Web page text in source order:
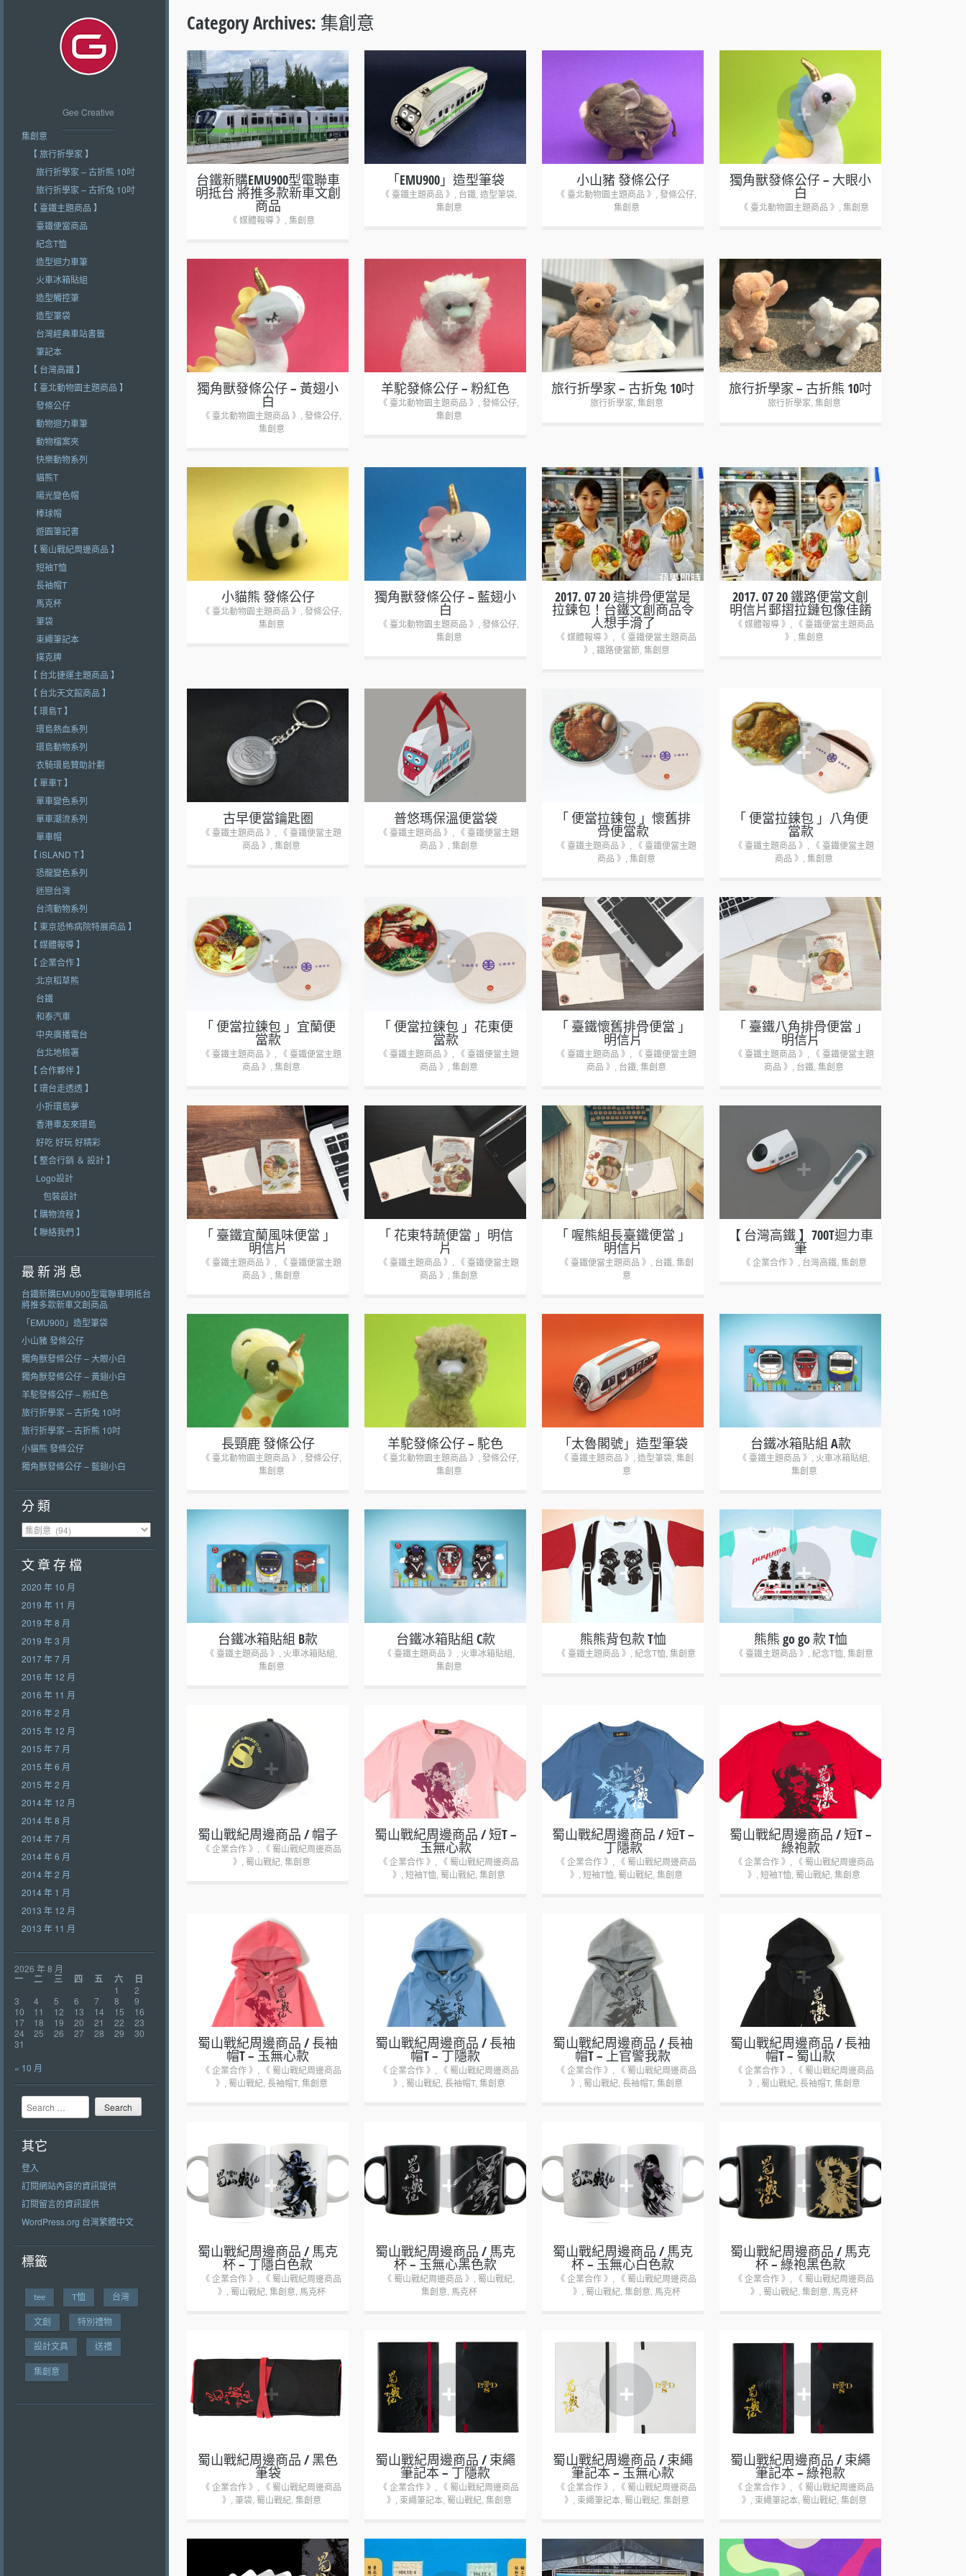
Gee Creative
集創意
【 旅行折學家 】
旅行折學家 – 古折熊 10吋
旅行折學家 – 古折兔 10吋
【 臺鐵主題商品 】
臺鐵便當商品
紀念T恤
造型迴力車筆
火車冰箱貼組
造型觸控筆
造型筆袋
台灣經典車站書籤
筆記本
【 台灣高鐵 】
【 臺北動物園主題商品 】
發條公仔
動物迴力車筆
動物檔案夾
快樂動物系列
貓熊T
陽光變色帽
棒球帽
遊園筆記書
【 蜀山戰紀周邊商品 】
短袖T恤
長袖帽T
馬克杯
筆袋
束繩筆記本
撲克牌
【 台北捷運主題商品 】
【 台北天文館商品 】
【 環島T 】
環島熱血系列
環島動物系列
衣騎環島贊助計劃
【 單車T 】
單車變色系列
單車潮流系列
單車帽
【 iSLAND T 】
恐龍變色系列
迷戀台灣
台湾動物系列
【 東京恐怖病院特展商品 】
【 媒體報導 】
【 企業合作 】
北京稻草熊
台鐵
和泰汽車
中央廣播電台
台北地檢署
【 合作夥伴 】
【 環台走透透 】
小折環島夢
香港車友來環島
好吃 好玩 好精彩
【 整合行銷 ＆ 設計 】
Logo設計
包裝設計
【 購物流程 】
【 聯絡我們 】
最 新 消 息
台鐵新購EMU900型電聯車明抵台
將推多款新車文創商品
「EMU900」造型筆袋
小山豬 發條公仔
獨角獸發條公仔 – 大眼小白
獨角獸發條公仔 – 黃翅小白
羊駝發條公仔 – 粉紅色
旅行折學家 – 古折兔 10吋
旅行折學家 – 古折熊 10吋
小貓熊 發條公仔
獨角獸發條公仔 – 藍翅小白
分 類
分 類
文 章 存 檔
2020 年 10 月
2019 年 11 月
2019 年 8 月
2019 年 3 月
2017 年 7 月
2016 年 12 月
2016 年 11 月
2016 年 2 月
2015 年 12 月
2015 年 7 月
2015 年 6 月
2015 年 2 月
2014 年 12 月
2014 年 8 月
2014 年 7 月
2014 年 6 月
2014 年 2 月
2014 年 1 月
2013 年 12 月
2013 年 11 月
2026 年 8 月
一 二 三 四 五 六 日
1
2
3
4 5 6 7 8
9
10
11 12 13 14 15
16
17
18 19 20 21 22
23
24
25 26 27 28 29
30
31
« 10 月
Search
其它
登入
訂閱網站內容的資訊提供
訂閱留言的資訊提供
WordPress.org 台灣繁體中文
標籤
tee T恤 台灣
文創 特別禮物
設計文具 送禮
集創意
Category Archives: 集創意
+
台鐵新購EMU900型電聯車
明抵台 將推多款新車文創
商品
《 媒體報導 》 集創意
+
「EMU900」造型筆袋
《 臺鐵主題商品 》 台鐵 造型筆袋
集創意
+
小山豬 發條公仔
《 臺北動物園主題商品 》 發條公仔
集創意
+
獨角獸發條公仔 – 大眼小
白
《 臺北動物園主題商品 》 集創意
+
獨角獸發條公仔 – 黃翅小
白
《 臺北動物園主題商品 》 發條公仔
集創意
+
羊駝發條公仔 – 粉紅色
《 臺北動物園主題商品 》 發條公仔
集創意
+
旅行折學家 – 古折兔 10吋
旅行折學家 集創意
+
旅行折學家 – 古折熊 10吋
旅行折學家 集創意
+
小貓熊 發條公仔
《 臺北動物園主題商品 》 發條公仔
集創意
+
獨角獸發條公仔 – 藍翅小
白
《 臺北動物園主題商品 》 發條公仔
集創意
+
2017. 07 20 這排骨便當是
拉鍊包！台鐵文創商品令
人想手滑了
《 媒體報導 》
《 臺鐵便當主題商品
》
鐵路便當節, 集創意
+
2017. 07 20 鐵路便當文創
明信片郵摺拉鏈包像佳餚
《 媒體報導 》
《 臺鐵便當主題商品
》
集創意
+
古早便當鑰匙圈
《 臺鐵主題商品 》
《 臺鐵便當主題
商品 》
集創意
+
普悠瑪保溫便當袋
《 臺鐵主題商品 》
《 臺鐵便當主題
商品 》
集創意
+
「 便當拉鍊包 」懷舊排
骨便當款
《 臺鐵主題商品 》
《 臺鐵便當主題
商品 》
集創意
+
「 便當拉鍊包 」八角便
當款
《 臺鐵主題商品 》
《 臺鐵便當主題
商品 》
集創意
+
「 便當拉鍊包 」宜蘭便
當款
《 臺鐵主題商品 》
《 臺鐵便當主題
商品 》
集創意
+
「 便當拉鍊包 」花東便
當款
《 臺鐵主題商品 》
《 臺鐵便當主題
商品 》
集創意
+
「 臺鐵懷舊排骨便當 」
明信片
《 臺鐵主題商品 》
《 臺鐵便當主題
商品 》
台鐵 集創意
+
「 臺鐵八角排骨便當 」
明信片
《 臺鐵主題商品 》
《 臺鐵便當主題
商品 》
台鐵 集創意
+
「 臺鐵宜蘭風味便當 」
明信片
《 臺鐵主題商品 》
《 臺鐵便當主題
商品 》
集創意
+
「 花東特蔬便當 」明信
片
《 臺鐵主題商品 》
《 臺鐵便當主題
商品 》
集創意
+
「 喔熊組長臺鐵便當 」
明信片
《 臺鐵便當主題商品 》 台鐵, 集創
意
+
【 台灣高鐵 】700T迴力車
筆
《 企業合作 》 台灣高鐵, 集創意
+
長頸鹿 發條公仔
《 臺北動物園主題商品 》 發條公仔
集創意
+
羊駝發條公仔 – 駝色
《 臺北動物園主題商品 》 發條公仔
集創意
+
「太魯閣號」造型筆袋
《 臺鐵主題商品 》 造型筆袋, 集創
意
+
台鐵冰箱貼組 A款
《 臺鐵主題商品 》 火車冰箱貼組
集創意
+
台鐵冰箱貼組 B款
《 臺鐵主題商品 》 火車冰箱貼組
集創意
+
台鐵冰箱貼組 C款
《 臺鐵主題商品 》 火車冰箱貼組
集創意
+
熊熊背包款 T恤
《 臺鐵主題商品 》 紀念T恤 集創意
+
熊熊 go go 款 T恤
《 臺鐵主題商品 》 紀念T恤 集創意
+
蜀山戰紀周邊商品 / 帽子
《 企業合作 》
《 蜀山戰紀周邊商品
》
蜀山戰紀, 集創意
+
蜀山戰紀周邊商品 / 短T –
玉無心款
《 企業合作 》
《 蜀山戰紀周邊商品
》
短袖T恤 蜀山戰紀 集創意
+
蜀山戰紀周邊商品 / 短T –
丁隱款
《 企業合作 》
《 蜀山戰紀周邊商品
》
短袖T恤 蜀山戰紀 集創意
+
蜀山戰紀周邊商品 / 短T –
綠袍款
《 企業合作 》
《 蜀山戰紀周邊商品
》
短袖T恤 蜀山戰紀 集創意
+
蜀山戰紀周邊商品 / 長袖
帽T – 玉無心款
《 企業合作 》
《 蜀山戰紀周邊商品
》
蜀山戰紀, 長袖帽T, 集創意
+
蜀山戰紀周邊商品 / 長袖
帽T – 丁隱款
《 企業合作 》
《 蜀山戰紀周邊商品
》
蜀山戰紀, 長袖帽T, 集創意
+
蜀山戰紀周邊商品 / 長袖
帽T – 上官警我款
《 企業合作 》
《 蜀山戰紀周邊商品
》
蜀山戰紀, 長袖帽T, 集創意
+
蜀山戰紀周邊商品 / 長袖
帽T – 蜀山款
《 企業合作 》
《 蜀山戰紀周邊商品
》
蜀山戰紀, 長袖帽T, 集創意
+
蜀山戰紀周邊商品 / 馬克
杯 – 丁隱白色款
《 企業合作 》
《 蜀山戰紀周邊商品
》
蜀山戰紀, 集創意 馬克杯
+
蜀山戰紀周邊商品 / 馬克
杯 – 玉無心黑色款
《 蜀山戰紀周邊商品 》 蜀山戰紀
集創意 馬克杯
+
蜀山戰紀周邊商品 / 馬克
杯 – 玉無心白色款
《 企業合作 》
《 蜀山戰紀周邊商品
》
蜀山戰紀, 集創意 馬克杯
+
蜀山戰紀周邊商品 / 馬克
杯 – 綠袍黑色款
《 企業合作 》
《 蜀山戰紀周邊商品
》
蜀山戰紀, 集創意 馬克杯
+
蜀山戰紀周邊商品 / 黑色
筆袋
《 企業合作 》
《 蜀山戰紀周邊商品
》
筆袋, 蜀山戰紀, 集創意
+
蜀山戰紀周邊商品 / 束繩
筆記本 – 丁隱款
《 企業合作 》
《 蜀山戰紀周邊商品
》
束繩筆記本, 蜀山戰紀, 集創意
+
蜀山戰紀周邊商品 / 束繩
筆記本 – 玉無心款
《 企業合作 》
《 蜀山戰紀周邊商品
》
束繩筆記本, 蜀山戰紀, 集創意
+
蜀山戰紀周邊商品 / 束繩
筆記本 – 綠袍款
《 企業合作 》
《 蜀山戰紀周邊商品
》
束繩筆記本, 蜀山戰紀, 集創意